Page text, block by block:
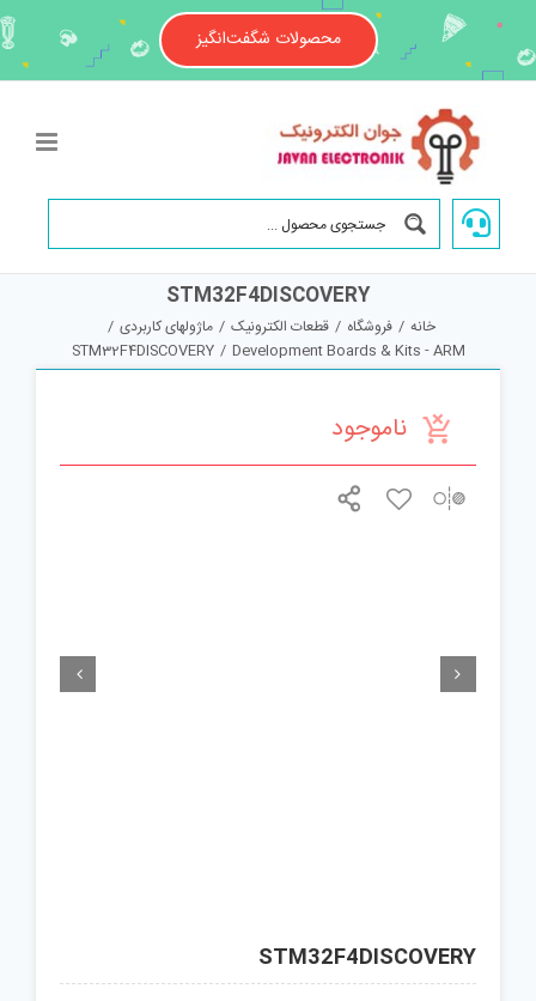
content
محصولات شگفت‌انگیز
STM32F4DISCOVERY
خانه / فروشگاه / قطعات الکترونیک / ماژولهای کاربردی /
Development Boards & Kits - ARM
/
STM32F4DISCOVERY
ناموجود
 
STM32F4DISCOVERY